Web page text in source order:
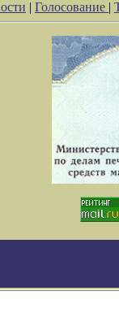
| Голосование |